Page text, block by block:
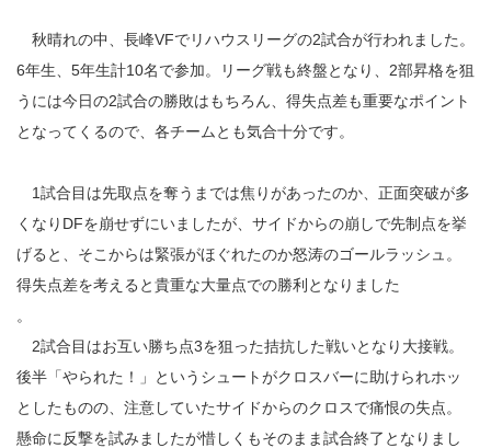
秋晴れの中、長峰VFでリハウスリーグの2試合が行われました。
6年生、5年生計10名で参加。リーグ戦も終盤となり、2部昇格を狙
うには今日の2試合の勝敗はもちろん、得失点差も重要なポイント
となってくるので、各チームとも気合十分です。
1試合目は先取点を奪うまでは焦りがあったのか、正面突破が多
くなりDFを崩せずにいましたが、サイドからの崩しで先制点を挙
げると、そこからは緊張がほぐれたのか怒涛のゴールラッシュ。
得失点差を考えると貴重な大量点での勝利となりました
。
2試合目はお互い勝ち点3を狙った拮抗した戦いとなり大接戦。
後半「やられた！」というシュートがクロスバーに助けられホッ
としたものの、注意していたサイドからのクロスで痛恨の失点。
懸命に反撃を試みましたが惜しくもそのまま試合終了となりまし